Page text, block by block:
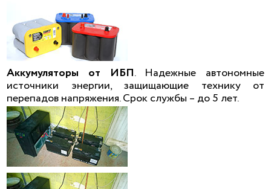
Аккумуляторы от ИБП. Надежные автономные
источники энергии, защищающие технику от
перепадов напряжения. Срок службы – до 5 лет.